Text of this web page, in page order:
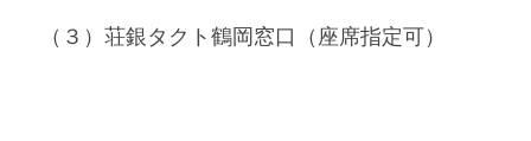
（３）荘銀タクト鶴岡窓口（座席指定可）